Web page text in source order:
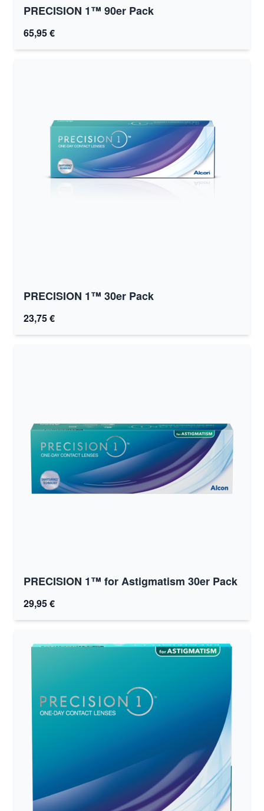
PRECISION 1™ 90er Pack
65,95 €
PRECISION 1™ 30er Pack
23,75 €
PRECISION 1™ for Astigmatism 30er Pack
29,95 €